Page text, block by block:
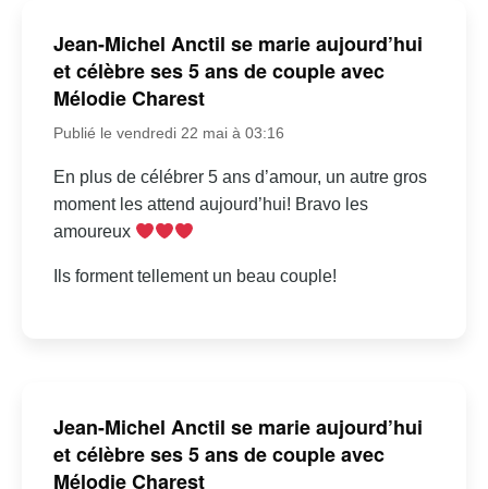
Jean-Michel Anctil se marie aujourd’hui
et célèbre ses 5 ans de couple avec
Mélodie Charest
Publié le vendredi 22 mai à 03:16
En plus de célébrer 5 ans d’amour, un autre gros
moment les attend aujourd’hui! Bravo les
amoureux
Ils forment tellement un beau couple!
Jean-Michel Anctil se marie aujourd’hui
et célèbre ses 5 ans de couple avec
Mélodie Charest